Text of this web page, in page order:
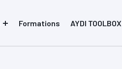
Formations AYDI TOOLBOX